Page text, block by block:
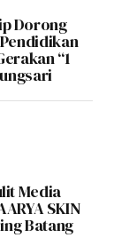
Dorong
“1
Media
SKIN
Batang